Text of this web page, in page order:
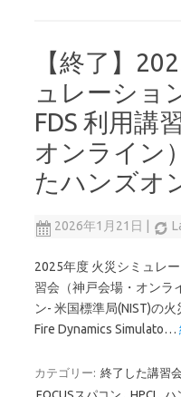
【終了】
ュレーショ
FDS 利用講
オンライン
たハンズオ
2026年1月21日
2025年度 火災シミュレ
習会（神戸会場・オンラ
ン- 米国標準局(NIST)の
Fire Dynamics Simulato…
カテゴリー: 終了した講習
FOCUSスパコン , HPCI , ハ